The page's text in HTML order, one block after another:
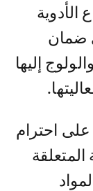
ضمان
إليها
احترام
المتعلقة